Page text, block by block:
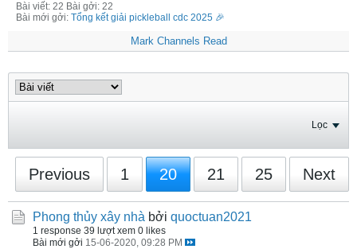
Bài viết: 22 Bài gởi: 22
Bài mới gởi: Tổng kết giải pickleball cdc 2025 🎉
Mark Channels Read
Lọc
Previous 1 20 21 25 Next
Phong thủy xây nhà bởi quoctuan2021
1 response 39 lượt xem 0 likes
Bài mới gởi 15-06-2020, 09:28 PM